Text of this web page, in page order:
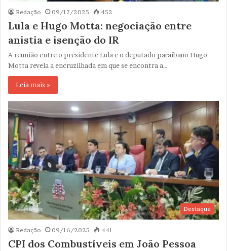
Redação 09/17/2025 452
Lula e Hugo Motta: negociação entre
anistia e isenção do IR
A reunião entre o presidente Lula e o deputado paraibano Hugo
Motta revela a encruzilhada em que se encontra a…
Leia mais »
Destaque
Redação 09/16/2025 441
CPI dos Combustíveis em João Pessoa